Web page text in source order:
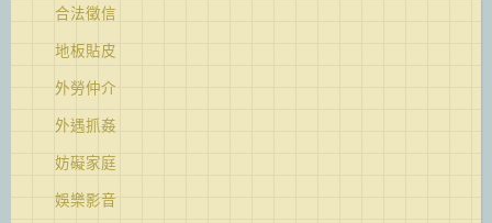
合法徵信
地板貼皮
外勞仲介
外遇抓姦
妨礙家庭
娛樂影音